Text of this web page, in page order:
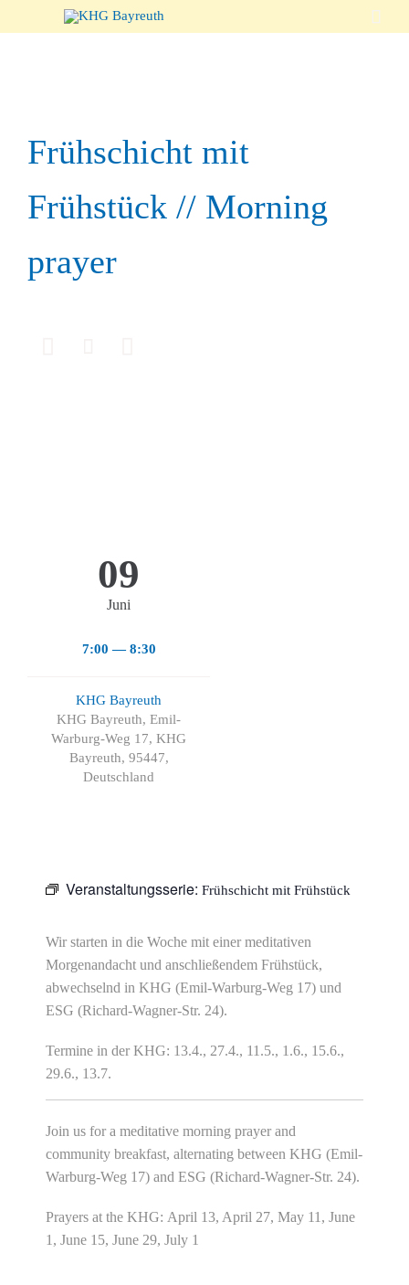

Frühschicht mit
Frühstück // Morning
prayer
09
Juni
7:00 — 8:30
KHG Bayreuth
KHG Bayreuth, Emil-
Warburg-Weg 17, KHG
Bayreuth, 95447,
Deutschland
Veranstaltungsserie: Frühschicht mit Frühstück
Wir starten in die Woche mit einer meditativen
Morgenandacht und anschließendem Frühstück,
abwechselnd in KHG (Emil-Warburg-Weg 17) und
ESG (Richard-Wagner-Str. 24).
Termine in der KHG: 13.4., 27.4., 11.5., 1.6., 15.6.,
29.6., 13.7.
Join us for a meditative morning prayer and
community breakfast, alternating between KHG (Emil-
Warburg-Weg 17) and ESG (Richard-Wagner-Str. 24).
Prayers at the KHG: April 13, April 27, May 11, June
1, June 15, June 29, July 1